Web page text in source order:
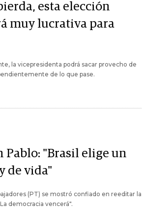
esta elección
muy lucrativa para
la vicepresidenta podrá sacar provecho de
de lo que pase.
Pablo: "Brasil elige un
de vida"
(PT) se mostró confiado en reeditar la
democracia vencerá".